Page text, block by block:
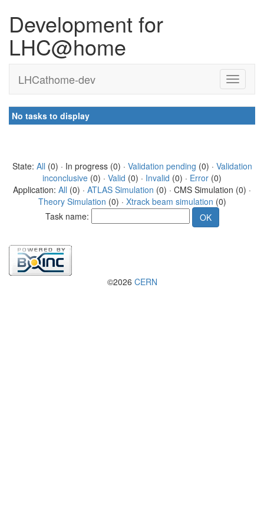
Development for
LHC@home
LHCathome-dev
No tasks to display
State: All (0) · In progress (0) · Validation pending (0) · Validation
inconclusive (0) · Valid (0) · Invalid (0) · Error (0)
Application: All (0) · ATLAS Simulation (0) · CMS Simulation (0) ·
Theory Simulation (0) · Xtrack beam simulation (0)
Task name:
©2026 CERN